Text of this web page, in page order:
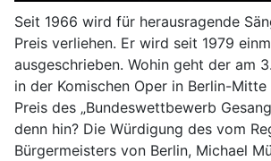
Seit 1966 wird für herausragende
Preis verliehen. Er wird seit 1979
ausgeschrieben. Wohin geht der am
in der Komischen Oper in Berlin-Mitte
Preis des „Bundeswettbewerb
denn hin? Die Würdigung des vom
Bürgermeisters von Berlin, Michael